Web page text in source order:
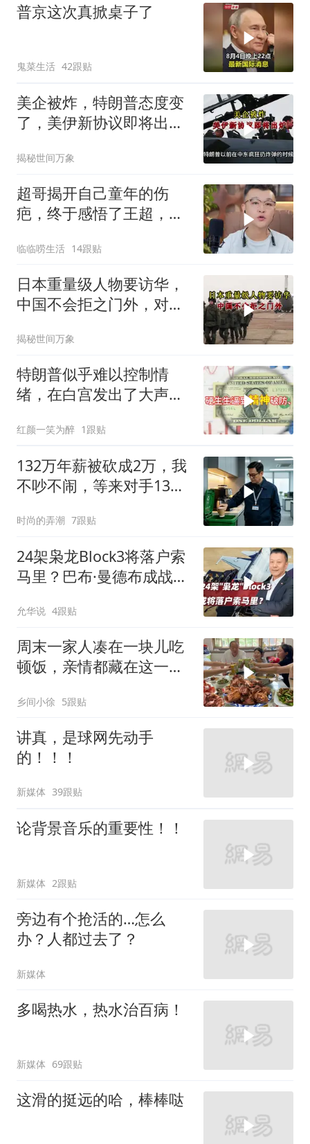
普京这次真掀桌子了
鬼菜生活 42跟贴
美企被炸，特朗普态度变
了，美伊新协议即将出
揭秘世间万象
超哥揭开自己童年的伤
疤，终于感悟了王超，他
临临唠生活 14跟贴
日本重量级人物要访华，
中国不会拒之门外，对日
揭秘世间万象
特朗普似乎难以控制情
绪，在白宫发出了大声咒
红颜一笑为醉 1跟贴
132万年薪被砍成2万，我
不吵不闹，等来对手13倍
时尚的弄潮 7跟贴
24架枭龙Block3将落户索
马里？巴布·曼德布成战略
允华说 4跟贴
周末一家人凑在一块儿吃
顿饭，亲情都藏在这一饭
乡间小徐 5跟贴
讲真，是球网先动手
的！！！
新媒体 39跟贴
论背景音乐的重要性！！
新媒体 2跟贴
旁边有个抢活的…怎么
办？人都过去了？
新媒体
多喝热水，热水治百病！
新媒体 69跟贴
这滑的挺远的哈，棒棒哒